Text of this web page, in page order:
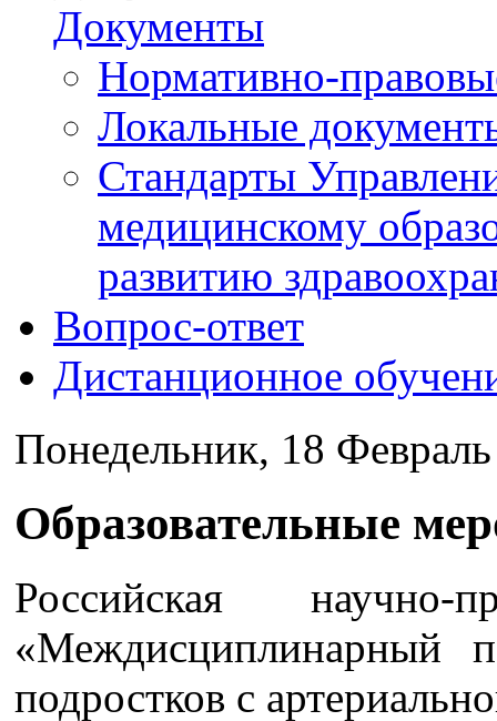
Документы
Нормативно-
Локальные
Стандарты
медицинскому
развитию
Вопрос-ответ
Дистанционное
Понедельник, 18
Образовательные
Российская научно-
«Междисциплинарный
подростков с